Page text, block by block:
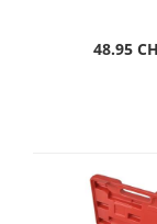
48.95